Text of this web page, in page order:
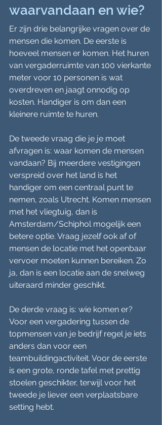
waarvandaan en wie?
Er zijn drie belangrijke vragen over de
mensen die komen. De eerste is
hoeveel mensen er komen. Het huren
van vergaderruimte van 100 vierkante
meter voor 10 personen is wat
overdreven en jaagt onnodig op
kosten. Handiger is om dan een
kleinere ruimte te huren.
De tweede vraag die je je moet
afvragen is: waar komen de mensen
vandaan? Bij meerdere vestigingen
verspreid over het land is het
handiger om een centraal punt te
nemen, zoals Utrecht. Komen mensen
met het vliegtuig, dan is
Amsterdam/Schiphol mogelijk een
betere optie. Vraag jezelf ook af of
mensen de locatie met het openbaar
vervoer moeten kunnen bereiken. Zo
ja, dan is een locatie aan de snelweg
uiteraard minder geschikt.
De derde vraag is: wie komen er?
Voor een vergadering tussen de
topmensen van je bedrijf regel je iets
anders dan voor een
teambuildingactiviteit. Voor de eerste
is een grote, ronde tafel met prettig
stoelen geschikter, terwijl voor het
tweede je liever een verplaatsbare
setting hebt.